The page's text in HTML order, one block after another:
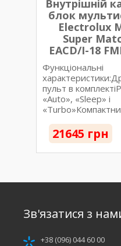
Внутрішній
блок
Electrolux
Super
EACD/I-18
Функціональні
пульт в
«Auto», «Sleep» і
21645 грн
Зв'язатися з
+38 (096) 044 60 00